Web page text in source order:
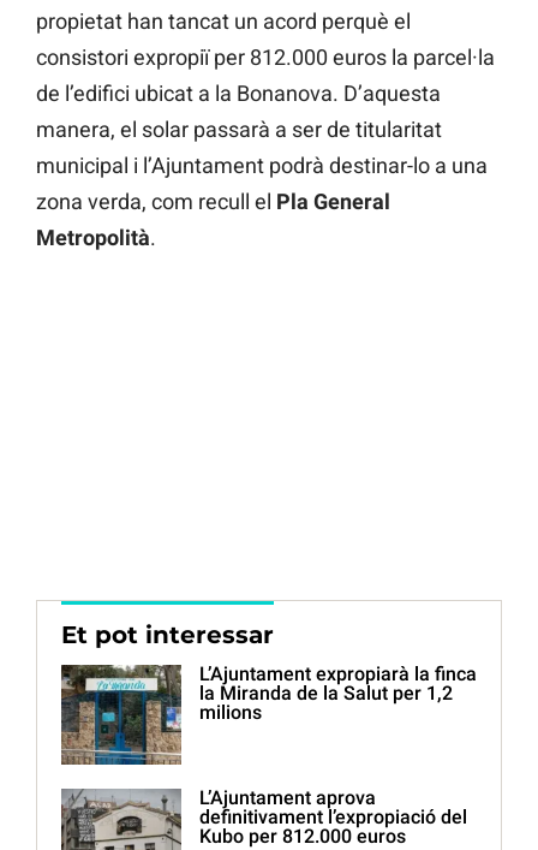
propietat han tancat un acord perquè el
consistori expropiï per 812.000 euros la parcel·la
de l’edifici ubicat a la Bonanova. D’aquesta
manera, el solar passarà a ser de titularitat
municipal i l’Ajuntament podrà destinar-lo a una
zona verda, com recull el Pla General
Metropolità.
Et pot interessar
L’Ajuntament expropiarà la finca
la Miranda de la Salut per 1,2
milions
L’Ajuntament aprova
definitivament l’expropiació del
Kubo per 812.000 euros